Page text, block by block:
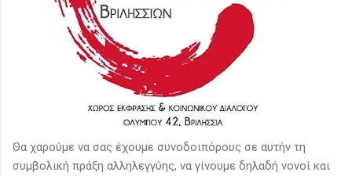
Θα χαρούμε να σας έχουμε συνοδοιπόρους σε αυτήν τη
συμβολική πράξη αλληλεγγύης, να γίνουμε δηλαδή νονοί και